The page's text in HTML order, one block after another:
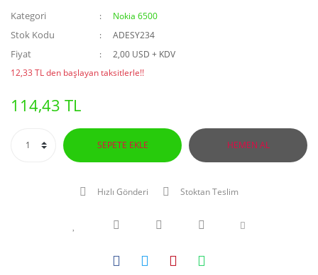
Kategori Nokia 6500
Stok Kodu ADESY234
Fiyat
2,00 USD + KDV
12,33 TL den başlayan taksitlerle!!
114,43 TL
SEPETE EKLE HEMEN AL
Hızlı Gönderi Stoktan Teslim